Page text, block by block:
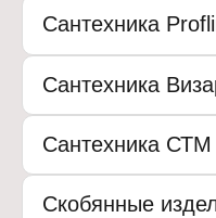
Сантехника
Сантехника
Сантехника СТМ
Скобянные